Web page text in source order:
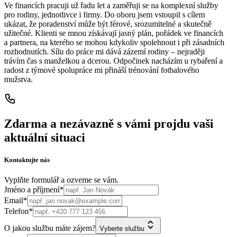
Ve financích pracuji už řadu let a zaměřuji se na komplexní služby
pro rodiny, jednotlivce i firmy. Do oboru jsem vstoupil s cílem
ukázat, že poradenství může být férové, srozumitelné a skutečně
užitečné. Klienti se mnou získávají jasný plán, pořádek ve financích
a partnera, na kterého se mohou kdykoliv spolehnout i při zásadních
rozhodnutích. Sílu do práce mi dává zázemí rodiny – nejraději
trávím čas s manželkou a dcerou. Odpočinek nacházím u rybaření a
radost z týmové spolupráce mi přináší trénování fotbalového
mužstva.
Zdarma a nezávazně s vámi projdu vaši
aktuální situaci
Kontaktujte nás
Vyplňte formulář a ozveme se vám.
Jméno a příjmení*
Email*
Telefon*
O jakou službu máte zájem? Vyberte službu